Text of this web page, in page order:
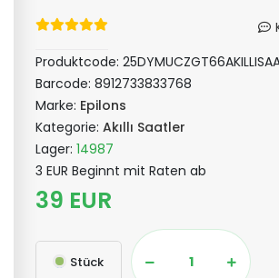
Produktcode:
Barcode: 8912733833768
Marke: Epilons
Kategorie: Akıllı Saatler
Lager: 14987
3 EUR Beginnt mit Raten ab
39 EUR
Stück